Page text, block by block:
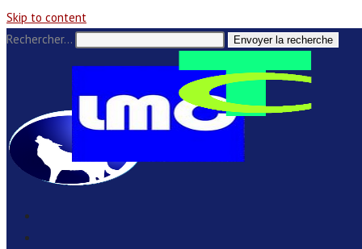
Skip to content
Rechercher…
Envoyer la recherche